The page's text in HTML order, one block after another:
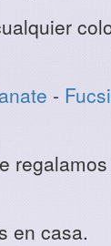
-
en casa.